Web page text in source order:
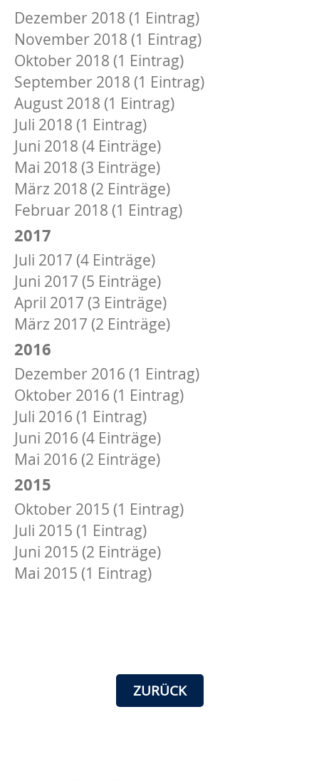
Dezember 2018 (1 Eintrag)
November 2018 (1 Eintrag)
Oktober 2018 (1 Eintrag)
September 2018 (1 Eintrag)
August 2018 (1 Eintrag)
Juli 2018 (1 Eintrag)
Juni 2018 (4 Einträge)
Mai 2018 (3 Einträge)
März 2018 (2 Einträge)
Februar 2018 (1 Eintrag)
2017
Juli 2017 (4 Einträge)
Juni 2017 (5 Einträge)
April 2017 (3 Einträge)
März 2017 (2 Einträge)
2016
Dezember 2016 (1 Eintrag)
Oktober 2016 (1 Eintrag)
Juli 2016 (1 Eintrag)
Juni 2016 (4 Einträge)
Mai 2016 (2 Einträge)
2015
Oktober 2015 (1 Eintrag)
Juli 2015 (1 Eintrag)
Juni 2015 (2 Einträge)
Mai 2015 (1 Eintrag)
ZURÜCK